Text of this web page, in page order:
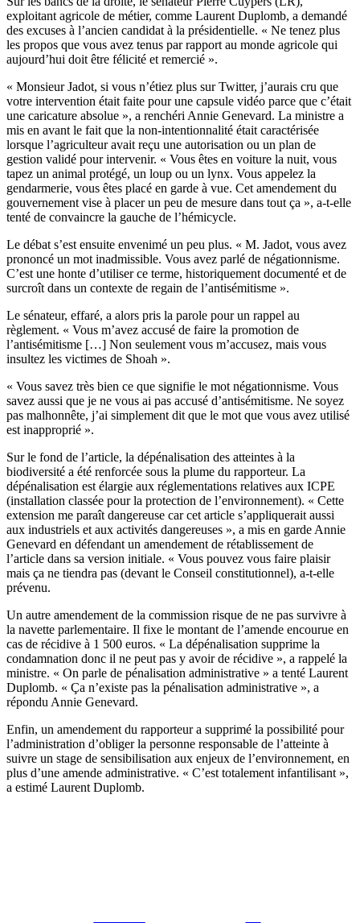
exploitant agricole de métier, comme Laurent Duplomb, a demandé
des excuses à l’ancien candidat à la présidentielle. « Ne tenez plus
les propos que vous avez tenus par rapport au monde agricole qui
aujourd’hui doit être félicité et remercié ».
« Monsieur Jadot, si vous n’étiez plus sur Twitter, j’aurais cru que
votre intervention était faite pour une capsule vidéo parce que c’était
une caricature absolue », a renchéri Annie Genevard. La ministre a
mis en avant le fait que la non-intentionnalité était caractérisée
lorsque l’agriculteur avait reçu une autorisation ou un plan de
gestion validé pour intervenir. « Vous êtes en voiture la nuit, vous
tapez un animal protégé, un loup ou un lynx. Vous appelez la
gendarmerie, vous êtes placé en garde à vue. Cet amendement du
gouvernement vise à placer un peu de mesure dans tout ça », a-t-elle
tenté de convaincre la gauche de l’hémicycle.
Le débat s’est ensuite envenimé un peu plus. « M. Jadot, vous avez
prononcé un mot inadmissible. Vous avez parlé de négationnisme.
C’est une honte d’utiliser ce terme, historiquement documenté et de
surcroît dans un contexte de regain de l’antisémitisme ».
Le sénateur, effaré, a alors pris la parole pour un rappel au
règlement. « Vous m’avez accusé de faire la promotion de
l’antisémitisme […] Non seulement vous m’accusez, mais vous
insultez les victimes de Shoah ».
« Vous savez très bien ce que signifie le mot négationnisme. Vous
savez aussi que je ne vous ai pas accusé d’antisémitisme. Ne soyez
pas malhonnête, j’ai simplement dit que le mot que vous avez utilisé
est inapproprié ».
Sur le fond de l’article, la dépénalisation des atteintes à la
biodiversité a été renforcée sous la plume du rapporteur. La
dépénalisation est élargie aux réglementations relatives aux ICPE
(installation classée pour la protection de l’environnement). « Cette
extension me paraît dangereuse car cet article s’appliquerait aussi
aux industriels et aux activités dangereuses », a mis en garde Annie
Genevard en défendant un amendement de rétablissement de
l’article dans sa version initiale. « Vous pouvez vous faire plaisir
mais ça ne tiendra pas (devant le Conseil constitutionnel), a-t-elle
prévenu.
Un autre amendement de la commission risque de ne pas survivre à
la navette parlementaire. Il fixe le montant de l’amende encourue en
cas de récidive à 1 500 euros. « La dépénalisation supprime la
condamnation donc il ne peut pas y avoir de récidive », a rappelé la
ministre. « On parle de pénalisation administrative » a tenté Laurent
Duplomb. « Ça n’existe pas la pénalisation administrative », a
répondu Annie Genevard.
Enfin, un amendement du rapporteur a supprimé la possibilité pour
l’administration d’obliger la personne responsable de l’atteinte à
suivre un stage de sensibilisation aux enjeux de l’environnement, en
plus d’une amende administrative. « C’est totalement infantilisant »,
a estimé Laurent Duplomb.